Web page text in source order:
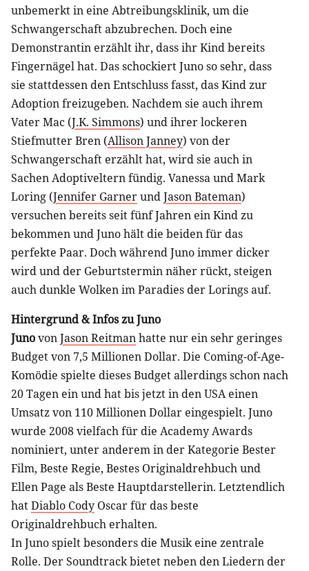
unbemerkt in eine Abtreibungsklinik, um die
Schwangerschaft abzubrechen. Doch eine
Demonstrantin erzählt ihr, dass ihr Kind bereits
Fingernägel hat. Das schockiert Juno so sehr, dass
sie stattdessen den Entschluss fasst, das Kind zur
Adoption freizugeben. Nachdem sie auch ihrem
Vater Mac (J.K. Simmons) und ihrer lockeren
Stiefmutter Bren (Allison Janney) von der
Schwangerschaft erzählt hat, wird sie auch in
Sachen Adoptiveltern fündig. Vanessa und Mark
Loring (Jennifer GarnerundJason Bateman)
versuchen bereits seit fünf Jahren ein Kind zu
bekommen und Juno hält die beiden für das
perfekte Paar. Doch während Juno immer dicker
wird und der Geburtstermin näher rückt, steigen
auch dunkle Wolken im Paradies der Lorings auf.
Hintergrund & Infos zu Juno
JunovonJason Reitmanhatte nur ein sehr geringes
Budget von 7,5 Millionen Dollar. Die Coming-of-Age-
Komödie spielte dieses Budget allerdings schon nach
20 Tagen ein und hat bis jetzt in den USA einen
Umsatz von 110 Millionen Dollar eingespielt. Juno
wurde 2008 vielfach für die Academy Awards
nominiert, unter anderem in der Kategorie Bester
Film, Beste Regie, Bestes Originaldrehbuch und
Ellen Page als Beste Hauptdarstellerin. Letztendlich
hatDiablo Cody Oscar für das beste
Originaldrehbuch erhalten.
In Juno spielt besonders die Musik eine zentrale
Rolle. Der Soundtrack bietet neben den Liedern der